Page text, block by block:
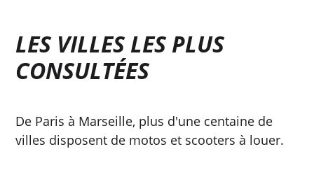
LES VILLES LES PLUS
CONSULTÉES
De Paris à Marseille, plus d'une centaine de
villes disposent de motos et scooters à louer.